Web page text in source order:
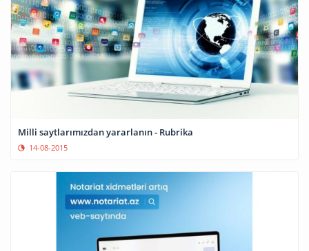
Milli saytlarımızdan yararlanın - Rubrika
14-08-2015